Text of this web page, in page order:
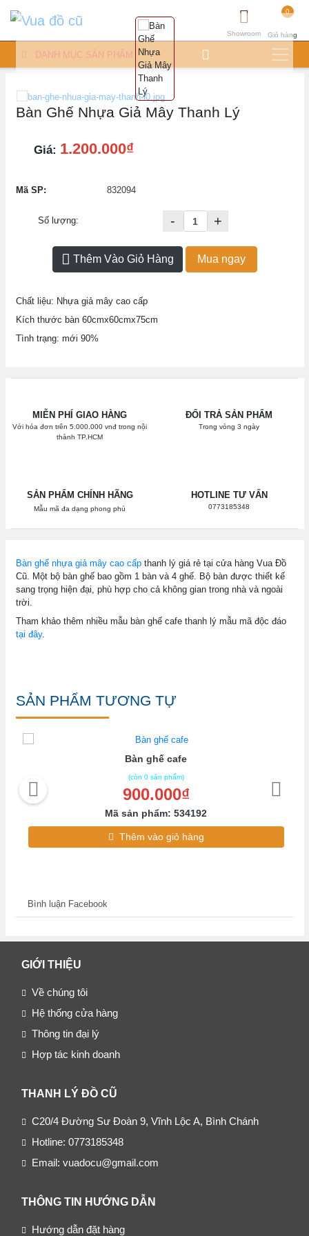
0
Giỏ hàng
Showroom
DANH MỤC SẢN PHẨM
Bàn Ghế Nhựa Giả Mây Thanh Lý
Giá: 1.200.000₫
Mã SP: 832094
Số lượng: - +
Thêm Vào Giỏ Hàng Mua ngay
Chất liệu: Nhựa giả mây cao cấp
Kích thước bàn 60cmx60cmx75cm
Tình trạng: mới 90%
MIỄN PHÍ GIAO HÀNG
Với hóa đơn trên 5.000.000 vnđ trong nội
thành TP.HCM
ĐỔI TRẢ SẢN PHẨM
Trong vòng 3 ngày
SẢN PHẨM CHÍNH HÃNG
Mẫu mã đa dạng phong phú
HOTLINE TƯ VẤN
0773185348
Bàn ghế nhựa giả mây cao cấp thanh lý giá rẻ tại cửa hàng Vua Đồ
Cũ. Một bộ bàn ghế bao gồm 1 bàn và 4 ghế. Bộ bàn được thiết kế
sang trọng hiện đại, phù hợp cho cả không gian trong nhà và ngoài
trời.
Tham khảo thêm nhiều mẫu bàn ghế cafe thanh lý mẫu mã độc đáo
tại đây.
SẢN PHẨM TƯƠNG TỰ
Bàn ghế cafe
(còn 0 sản phẩm)
900.000₫
Mã sản phẩm: 534192
Thêm vào giỏ hàng
Bình luận Facebook
GIỚI THIỆU
Về chúng tôi
Hệ thống cửa hàng
Thông tin đại lý
Hợp tác kinh doanh
THANH LÝ ĐỒ CŨ
C20/4 Đường Sư Đoàn 9, Vĩnh Lộc A, Bình Chánh
Hotline: 0773185348
Email: vuadocu@gmail.com
THÔNG TIN HƯỚNG DẪN
Hướng dẫn đặt hàng